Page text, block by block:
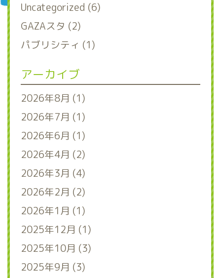
Uncategorized (6)
GAZAスタ (2)
パブリシティ (1)
アーカイブ
2026年8月 (1)
2026年7月 (1)
2026年6月 (1)
2026年4月 (2)
2026年3月 (4)
2026年2月 (2)
2026年1月 (1)
2025年12月 (1)
2025年10月 (3)
2025年9月 (3)